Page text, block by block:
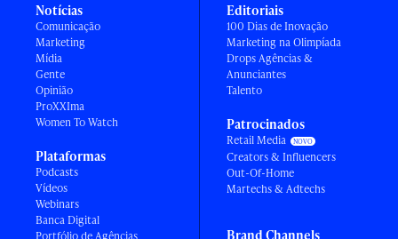
Notícias
Comunicação
Marketing
Mídia
Gente
Opinião
ProXXIma
Women To Watch
Plataformas
Podcasts
Vídeos
Webinars
Banca Digital
Portfólio de Agências
Editoriais
100 Dias de Inovação
Marketing na Olimpíada
Drops Agências &
Anunciantes
Talento
Patrocinados
Retail Media
Creators & Influencers
Out-Of-Home
Martechs & Adtechs
Brand Channels